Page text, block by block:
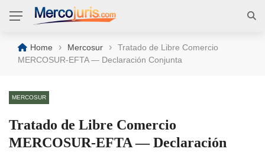
Home › Mercosur ›
Tratado de Libre Comercio
MERCOSUR-EFTA — Declaración Conjunta
MERCOSUR
Tratado de Libre Comercio
MERCOSUR-EFTA — Declaración